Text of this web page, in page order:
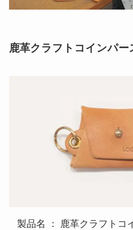
鹿革クラフトコインパー
製品名 ： 鹿革クラフトコ